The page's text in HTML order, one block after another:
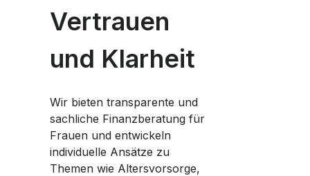
Vertrauen
und Klarheit
Wir bieten transparente und
sachliche Finanzberatung für
Frauen und entwickeln
individuelle Ansätze zu
Themen wie Altersvorsorge,